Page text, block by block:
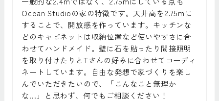
Ocean Studioの家の特徴です。天井高を2.75mに
することで、開放感を作っています。キッチンな
どのキャビネットは収納位置など使いやすさに合
わせてハンドメイド。壁に石を貼ったり間接照明
を取り付けたりとTさんの好みに合わせてコーディ
ネートしています。自由な発想で家づくりを楽し
んでいただきたいので、「こんなこと無理か
な…」と思わず、何でもご相談ください！